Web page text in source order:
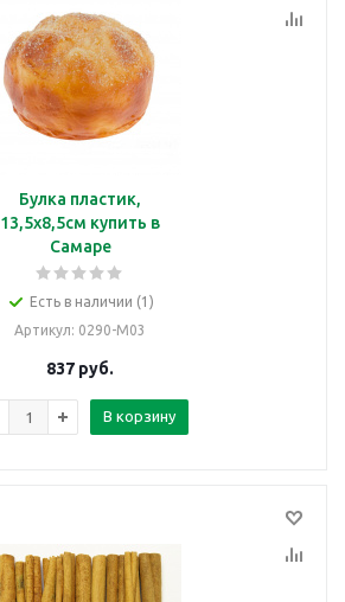
Булка пластик,
13,5х8,5см купить в
Самаре
Есть в наличии (1)
Артикул: 0290-M03
837 руб.
В корзину